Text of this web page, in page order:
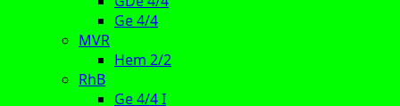
Ge 4/4
MVR
Hem 2/2
RhB
Ge 4/4 I